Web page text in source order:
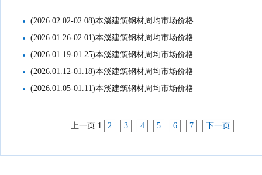
(2026.02.02-02.08)本溪建筑钢材周均市场价格
(2026.01.26-02.01)本溪建筑钢材周均市场价格
(2026.01.19-01.25)本溪建筑钢材周均市场价格
(2026.01.12-01.18)本溪建筑钢材周均市场价格
(2026.01.05-01.11)本溪建筑钢材周均市场价格
上一页 1 2 3 4 5 6 7 下一页